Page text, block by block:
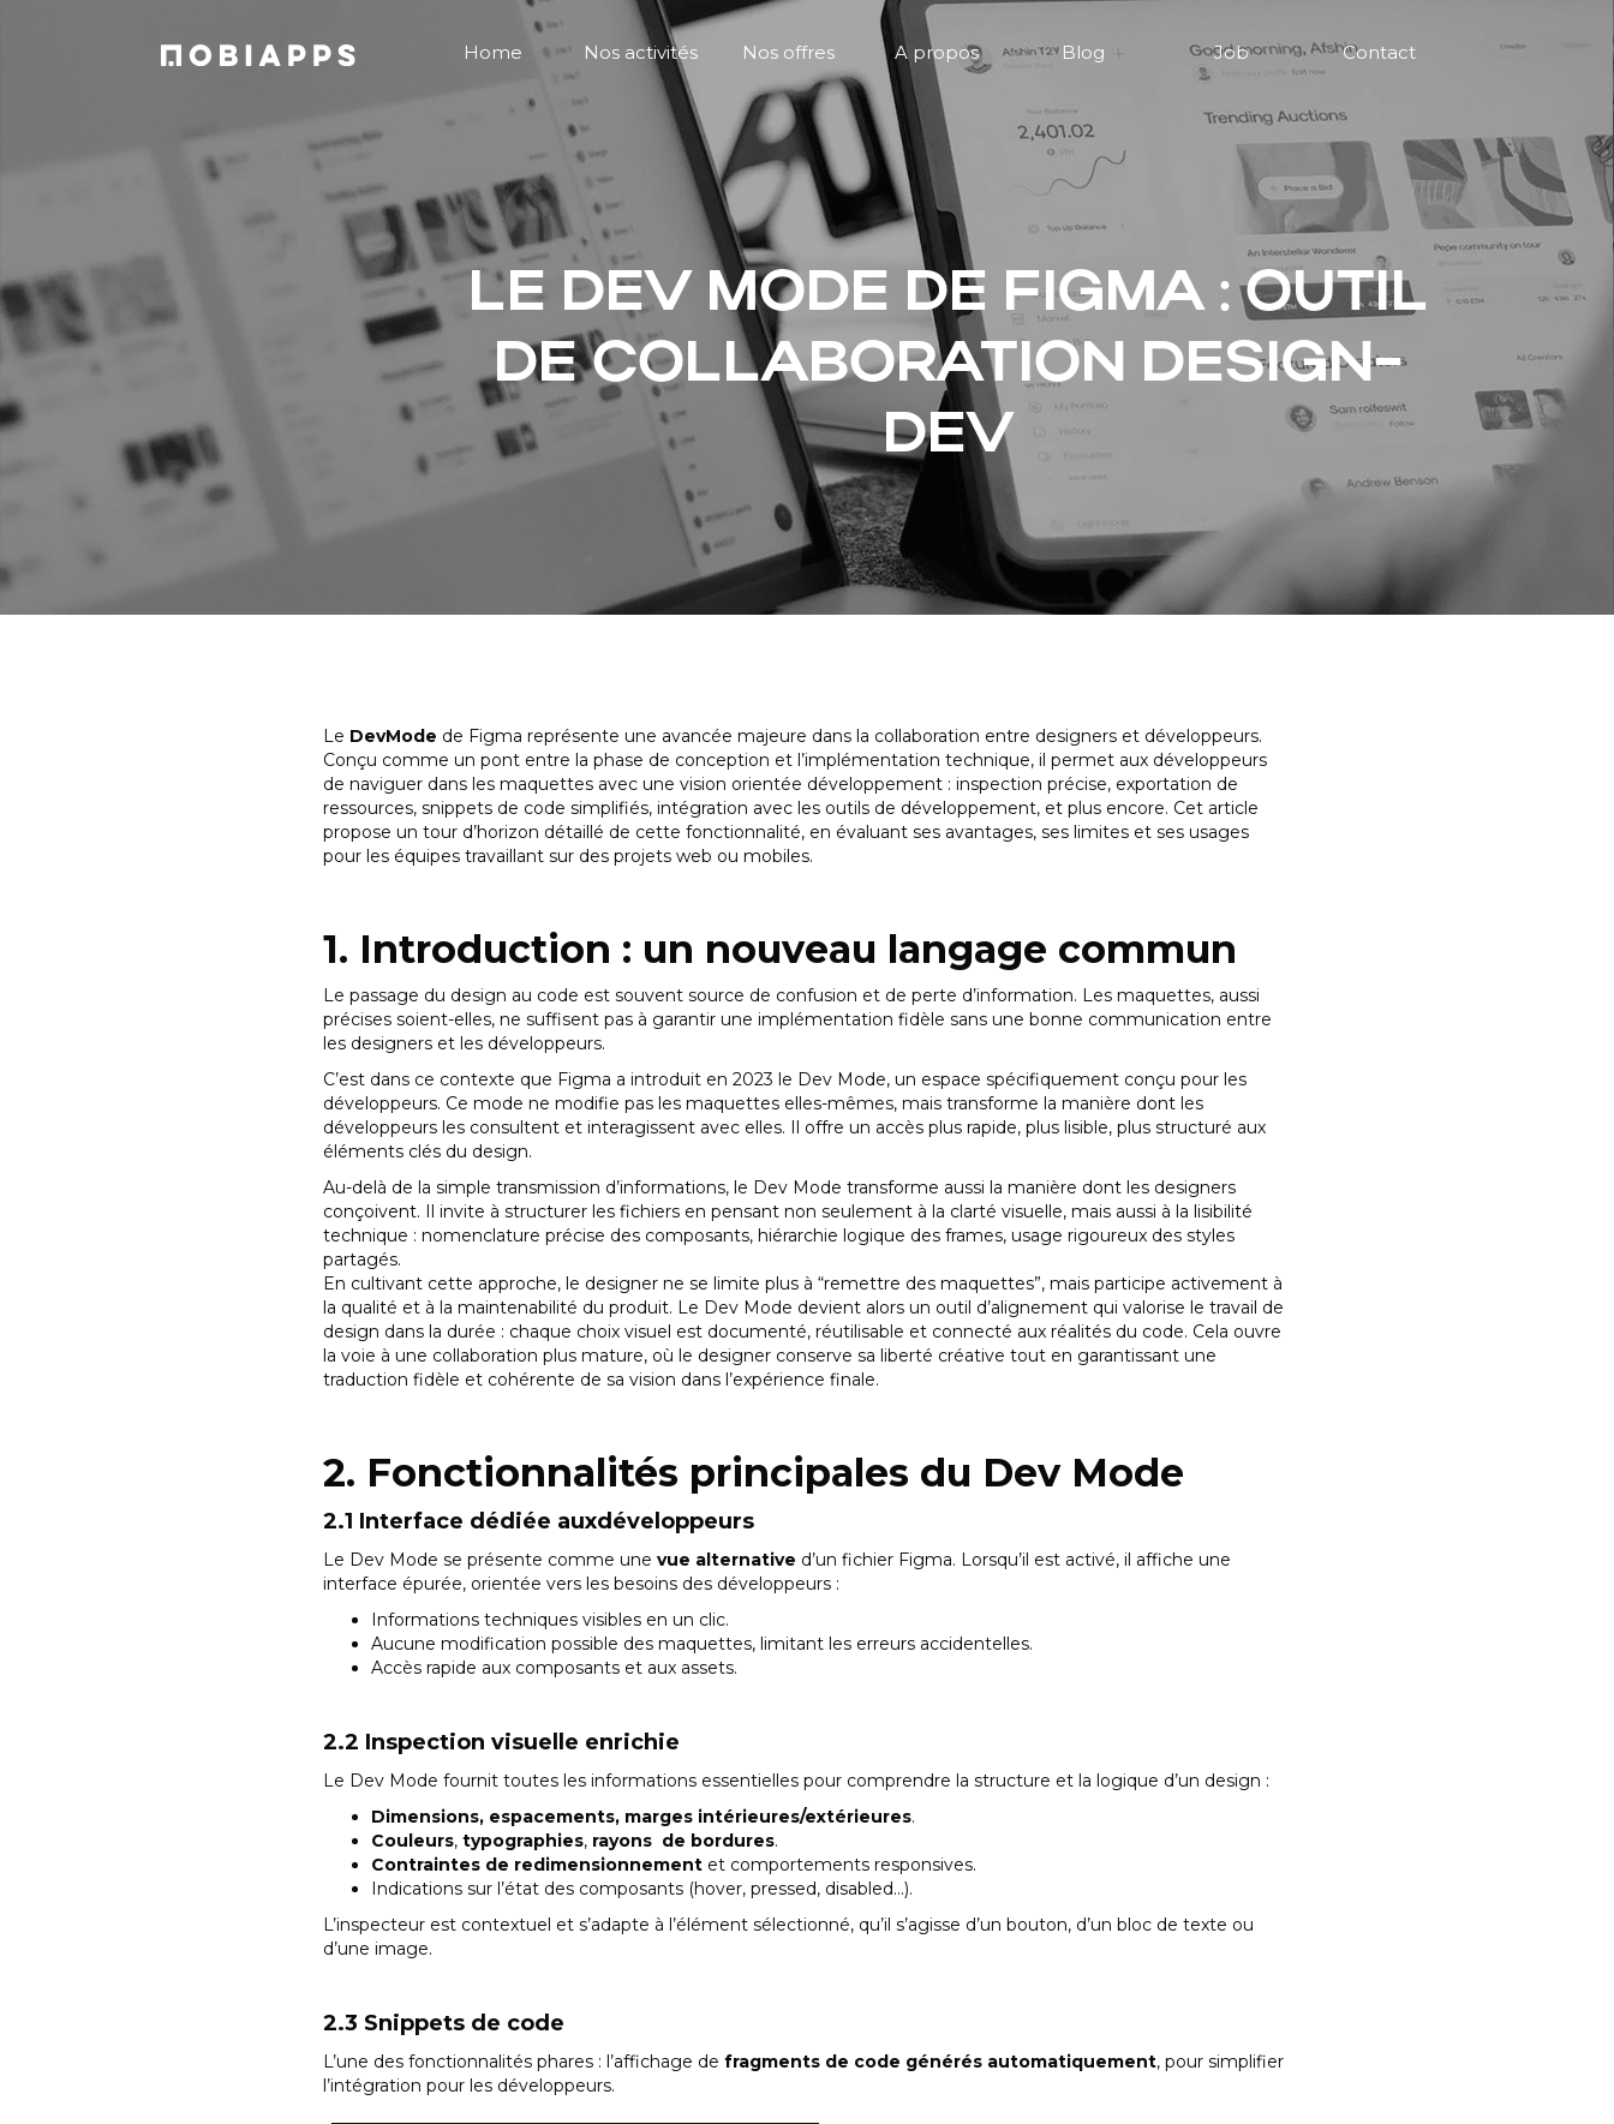
Home Nos activités Nos offres A propos Blog Job Contact
LE DEV MODE DE FIGMA : OUTIL
DE COLLABORATION DESIGN-
DEV
Le DevMode de Figma représente une avancée majeure dans la collaboration entre designers et développeurs.
Conçu comme un pont entre la phase de conception et l’implémentation technique, il permet aux développeurs
de naviguer dans les maquettes avec une vision orientée développement : inspection précise, exportation de
ressources, snippets de code simplifiés, intégration avec les outils de développement, et plus encore. Cet article
propose un tour d’horizon détaillé de cette fonctionnalité, en évaluant ses avantages, ses limites et ses usages
pour les équipes travaillant sur des projets web ou mobiles.
1. Introduction : un nouveau langage commun
Le passage du design au code est souvent source de confusion et de perte d’information. Les maquettes, aussi
précises soient-elles, ne suffisent pas à garantir une implémentation fidèle sans une bonne communication entre
les designers et les développeurs.
C’est dans ce contexte que Figma a introduit en 2023 le Dev Mode, un espace spécifiquement conçu pour les
développeurs. Ce mode ne modifie pas les maquettes elles-mêmes, mais transforme la manière dont les
développeurs les consultent et interagissent avec elles. Il offre un accès plus rapide, plus lisible, plus structuré aux
éléments clés du design.
Au-delà de la simple transmission d’informations, le Dev Mode transforme aussi la manière dont les designers
conçoivent. Il invite à structurer les fichiers en pensant non seulement à la clarté visuelle, mais aussi à la lisibilité
technique : nomenclature précise des composants, hiérarchie logique des frames, usage rigoureux des styles
partagés.
En cultivant cette approche, le designer ne se limite plus à “remettre des maquettes”, mais participe activement à
la qualité et à la maintenabilité du produit. Le Dev Mode devient alors un outil d’alignement qui valorise le travail de
design dans la durée : chaque choix visuel est documenté, réutilisable et connecté aux réalités du code. Cela ouvre
la voie à une collaboration plus mature, où le designer conserve sa liberté créative tout en garantissant une
traduction fidèle et cohérente de sa vision dans l’expérience finale.
2. Fonctionnalités principales du Dev Mode
2.1 Interface dédiée auxdéveloppeurs
Le Dev Mode se présente comme une vue alternative d’un fichier Figma. Lorsqu’il est activé, il affiche une
interface épurée, orientée vers les besoins des développeurs :
Informations techniques visibles en un clic.
Aucune modification possible des maquettes, limitant les erreurs accidentelles.
Accès rapide aux composants et aux assets.
2.2 Inspection visuelle enrichie
Le Dev Mode fournit toutes les informations essentielles pour comprendre la structure et la logique d’un design :
Dimensions, espacements, marges intérieures/extérieures.
Couleurs, typographies, rayons de bordures.
Contraintes de redimensionnementet comportements responsives.
Indications sur l’état des composants (hover, pressed, disabled...).
L’inspecteur est contextuel et s’adapte à l’élément sélectionné, qu’il s’agisse d’un bouton, d’un bloc de texte ou
d’une image.
2.3 Snippets de code
L’une des fonctionnalités phares : l’affichage de fragments de code générés automatiquement, pour simplifier
l’intégration pour les développeurs.